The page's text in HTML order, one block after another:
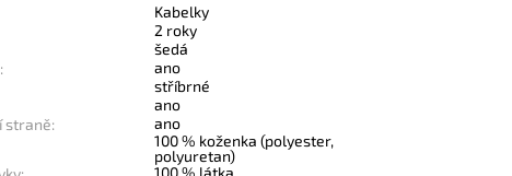
Kabelky
2 roky
šedá
ano
stříbrné
ano
straně:
ano
100 % koženka (polyester,
polyuretan)
100 % látka